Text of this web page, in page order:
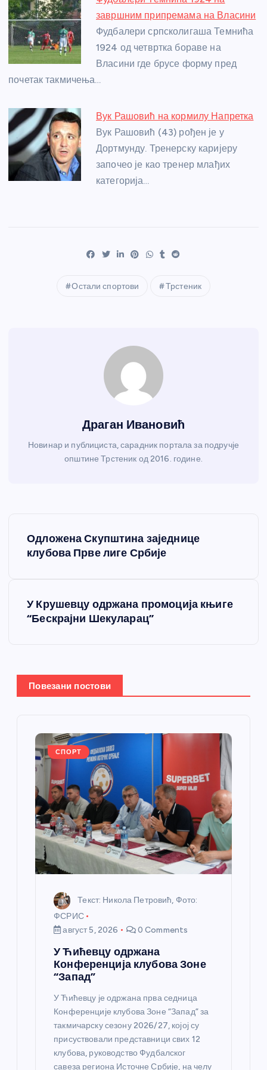
завршним припремама на Власини
Фудбалери српсколигаша Темнића
1924 од четвртка бораве на
Власини где брусе форму пред
почетак такмичења…
Вук Рашовић на кормилу Напретка
Вук Рашовић (43) рођен је у
Дортмунду. Тренерску каријеру
започео је као тренер млађих
категорија…
Остали спортови Трстеник
Драган Ивановић
Новинар и публициста, сарадник портала за подручје
општине Трстеник од 2016. године.
њ
е
Одложена Скупштина заједнице
клубова Прве лиге Србије
У Крушевцу одржана промоција књиге
“Бескрајни Шекуларац”
Повезани постови
СПОРТ
Текст: Никола Петровић, Фото:
ФСРИС
август 5, 2026
0 Comments
У Ћићевцу одржана
Конференција клубова Зоне
“Запад”
У Ћићевцу је одржана прва седница
Конференције клубова Зоне “Запад” за
такмичарску сезону 2026/27, којој су
присуствовали представници свих 12
клубова, руководство Фудбалског
савеза региона Источне Србије, на челу